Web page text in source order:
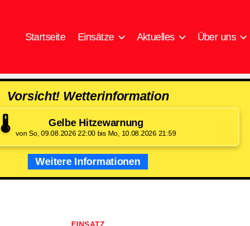
Startseite Einsätze Aktuelles Über uns
Vorsicht! Wetterinformation
🌡️ Gelbe Hitzewarnung
von So, 09.08.2026 22:00 bis Mo, 10.08.2026 21:59
Weitere Informationen
Kategorien
EINSATZ